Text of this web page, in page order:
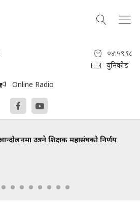
०४:५९:१९
युनिकोड
Online Radio
कांग्रेस संस्थापन इतरको